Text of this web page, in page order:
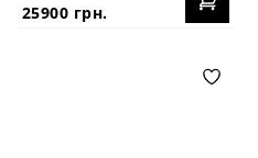
25900 грн.